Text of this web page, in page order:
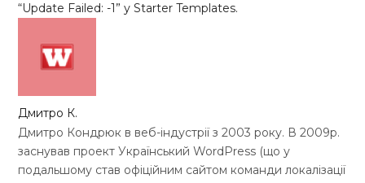
“Update Failed: -1” у Starter Templates.
Дмитро К.
Дмитро Кондрюк в веб-індустрії з 2003 року. В 2009р.
заснував проект Український WordPress (що у
подальшому став офіційним сайтом команди локалізації